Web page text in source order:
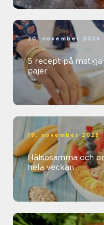
20. november 2025
5 recept på matiga
pajer
19. november 2025
Hälsosamma och
hela veckan